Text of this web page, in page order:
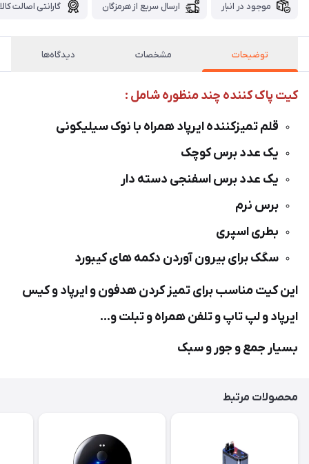
موجود در انبار ارسال سریع از هرمزگان گارانتی اصالت کالا
توضیحات مشخصات دیدگاه‌ها
کیت پاک کننده چند منظوره شامل :
قلم تمیزکننده ایرپاد همراه با نوک سیلیکونی
یک عدد برس کوچک
یک عدد برس اسفنجی دسته دار
برس نرم
بطری اسپری
سگک برای بیرون آوردن دکمه های کیبورد
این کیت مناسب برای تمیز کردن هدفون و ایرپاد و کیس
ایرپاد و لپ تاپ و تلفن همراه و تبلت و…
بسیار جمع و جور و سبک
محصولات مرتبط